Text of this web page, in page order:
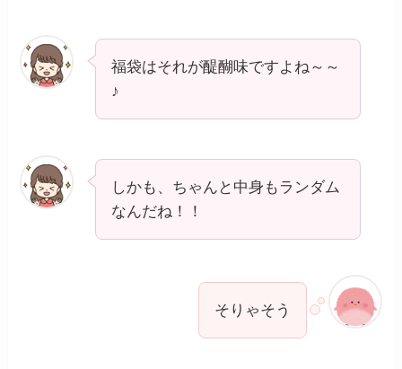
福袋はそれが醍醐味ですよね～～
♪
しかも、ちゃんと中身もランダム
なんだね！！
そりゃそう